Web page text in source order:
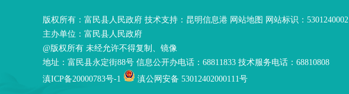
版权所有：富民县人民政府 技术支持： 昆明信息港 网站地图 网站标识：5301240002
主办单位：富民县人民政府
@版权所有 未经允许不得复制、镜像
地址：富民县永定街88号 信息公开办电话：68811833 技术服务电话：68810808
滇ICP备20000783号-1
滇公网安备 53012402000111号